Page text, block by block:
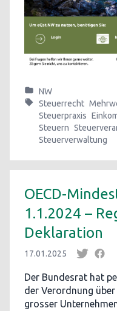
NW
Steuerrecht
Steuerpraxis
Steuern
Steuerverwaltung
OECD-
1.1.2024 –
Deklaration
17.01.2025
Der Bundesrat hat
der Verordnung
grosser